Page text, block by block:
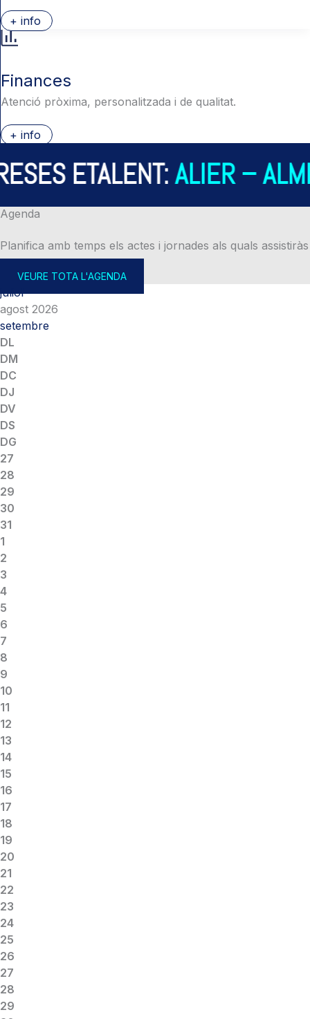
+ info
Finances
Atenció pròxima, personalitzada i de qualitat.
+ info
ETALENT:ALIER –
Agenda
Planifica amb temps els actes i jornades als quals assistiràs
VEURE TOTA L'AGENDA
juliol
agost 2026
setembre
DL
DM
DC
DJ
DV
DS
DG
27
28
29
30
31
1
2
3
4
5
6
7
8
9
10
11
12
13
14
15
16
17
18
19
20
21
22
23
24
25
26
27
28
29